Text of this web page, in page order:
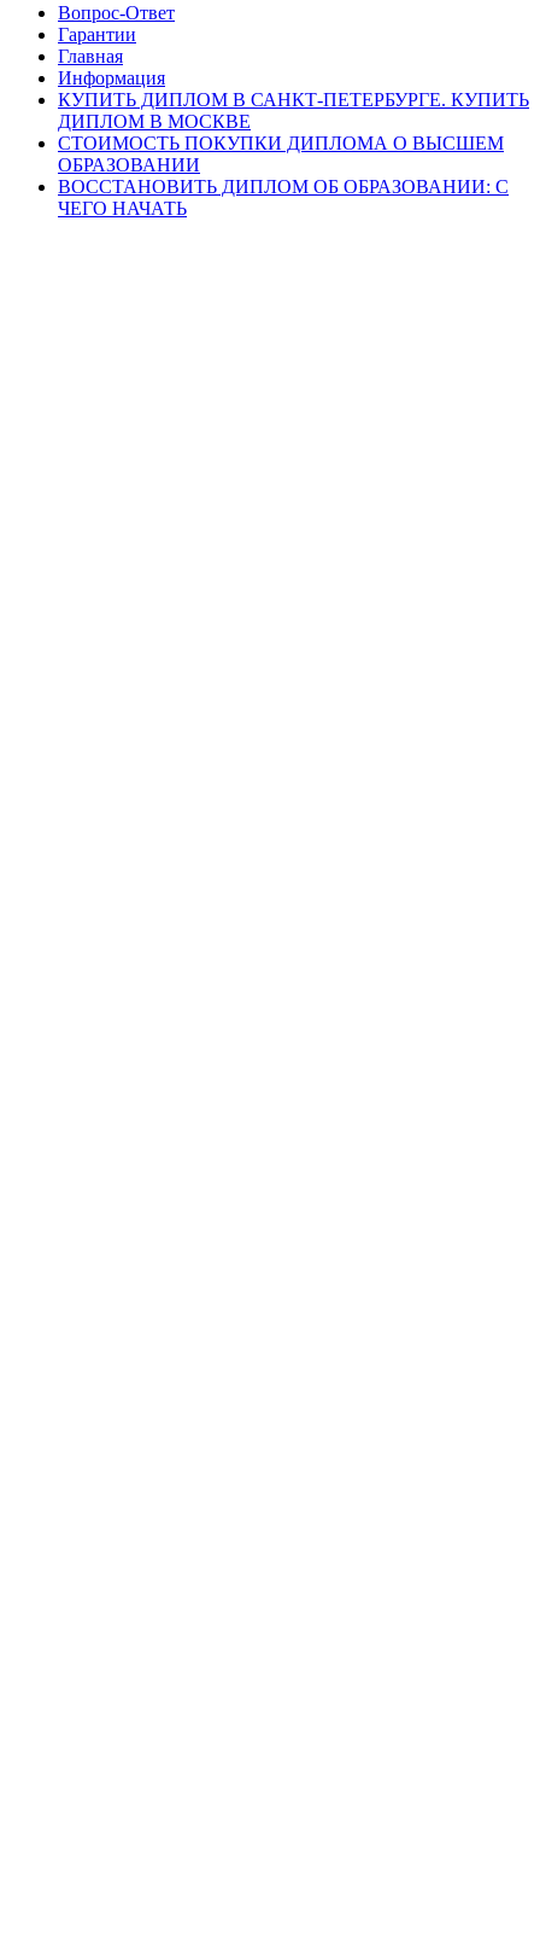
Вопрос-Ответ
Гарантии
Главная
Информация
КУПИТЬ ДИПЛОМ В САНКТ-ПЕТЕРБУРГЕ. КУПИТЬ
ДИПЛОМ В МОСКВЕ
СТОИМОСТЬ ПОКУПКИ ДИПЛОМА О ВЫСШЕМ
ОБРАЗОВАНИИ
ВОССТАНОВИТЬ ДИПЛОМ ОБ ОБРАЗОВАНИИ: С
ЧЕГО НАЧАТЬ